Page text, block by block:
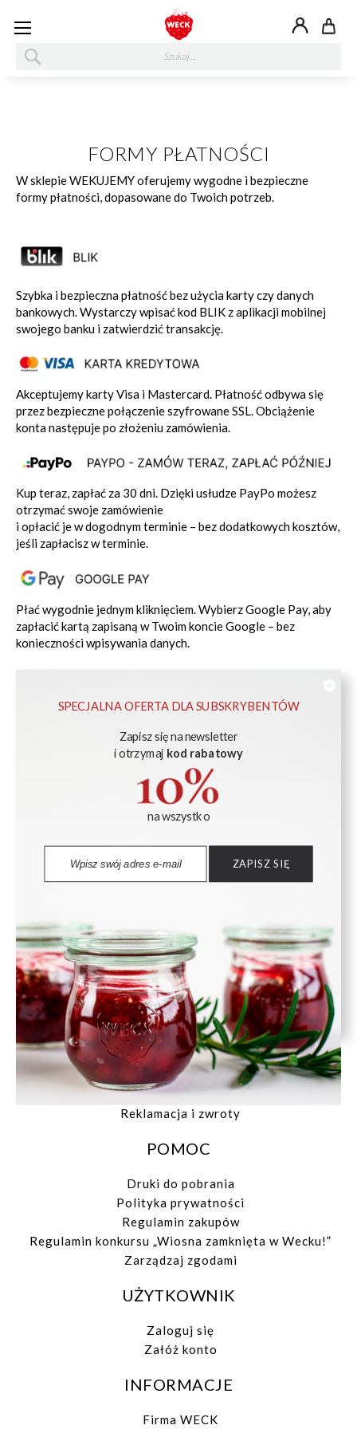
SPECJALNA OFERTA DLA SUBSKRYBENTÓW
Zapisz się na newsletter
i otrzymaj kod rabatowy
na wszystko
ZAPISZ SIĘ
FORMY PŁATNOŚCI
W sklepie WEKUJEMY oferujemy wygodne i bezpieczne
formy płatności, dopasowane do Twoich potrzeb.
Szybka i bezpieczna płatność bez użycia karty czy danych
bankowych. Wystarczy wpisać kod BLIK z aplikacji mobilnej
swojego banku i zatwierdzić transakcję.
Akceptujemy karty Visa i Mastercard. Płatność odbywa się
przez bezpieczne połączenie szyfrowane SSL. Obciążenie
konta następuje po złożeniu zamówienia.
Kup teraz, zapłać za 30 dni. Dzięki usłudze PayPo możesz
otrzymać swoje zamówienie
i opłacić je w dogodnym terminie – bez dodatkowych kosztów,
jeśli zapłacisz w terminie.
Płać wygodnie jednym kliknięciem. Wybierz Google Pay, aby
zapłacić kartą zapisaną w Twoim koncie Google – bez
konieczności wpisywania danych.
System Przelewy24 zapewnia natychmiastowe potwierdzenie
płatności i bezpieczną obsługę transakcji.
Dokonaj tradycyjnego przelewu na nasze konto bankowe.
złożeniu zamówienia. Wysyłka następuje po zaksięgowaniu
Zapłać gotówką lub kartą płatniczą kurierowi przy dostawie.
To idealne rozwiązanie, jeśli wolisz zapłacić dopiero przy
odbiorze przesyłki.
ZAKUPY
Formy płatności
Koszt dostawy
Reklamacja i zwroty
POMOC
Druki do pobrania
Polityka prywatności
Regulamin zakupów
Regulamin konkursu „Wiosna zamknięta w Wecku!”
Zarządzaj zgodami
UŻYTKOWNIK
Zaloguj się
Załóż konto
INFORMACJE
Firma WECK